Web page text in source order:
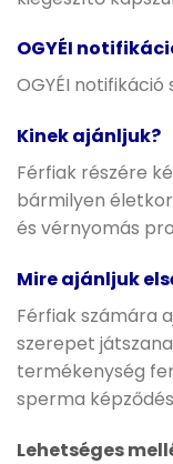
OGYÉI
OGYÉI notifikáció
Kinek ajánljuk?
Férfiak részére
bármilyen
és vérnyomás
Mire ajánljuk
Férfiak számára
szerepet
termékenység
sperma
Lehetséges